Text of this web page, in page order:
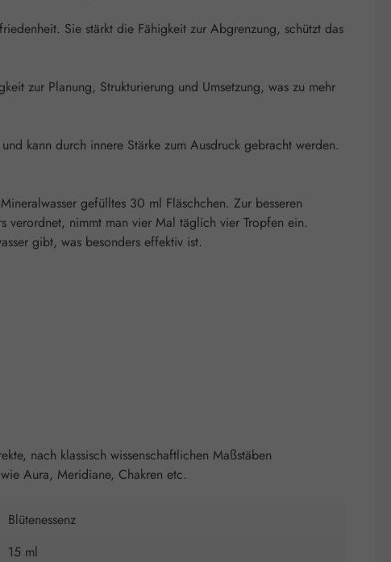
Sie stärkt die Fähigkeit zur Abgrenzung, schützt das
zur Planung, Strukturierung und Umsetzung, was zu mehr
kann durch innere Stärke zum Ausdruck gebracht werden.
gefülltes 30 ml Fläschchen. Zur besseren
verordnet, nimmt man vier Mal täglich vier Tropfen ein.
gibt, was besonders effektiv ist.
nach klassisch wissenschaftlichen Maßstäben
Aura, Meridiane, Chakren etc.
Blütenessenz
15 ml